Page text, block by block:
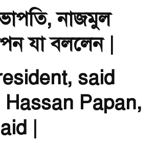
নাজমুল
যা বললেন |
said
Hassan Papan,
|